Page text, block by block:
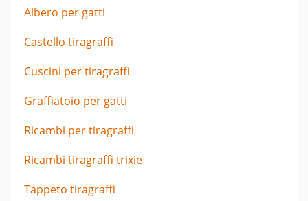
Albero per gatti
Castello tiragraffi
Cuscini per tiragraffi
Graffiatoio per gatti
Ricambi per tiragraffi
Ricambi tiragraffi trixie
Tappeto tiragraffi